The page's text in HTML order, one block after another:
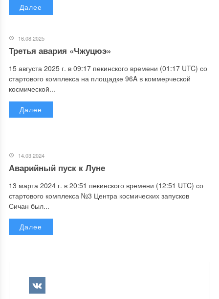
Далее
16.08.2025
Третья авария «Чжуцюэ»
15 августа 2025 г. в 09:17 пекинского времени (01:17 UTC) со
стартового комплекса на площадке 96A в коммерческой
космической...
Далее
14.03.2024
Аварийный пуск к Луне
13 марта 2024 г. в 20:51 пекинского времени (12:51 UTC) со
стартового комплекса №3 Центра космических запусков
Сичан был...
Далее